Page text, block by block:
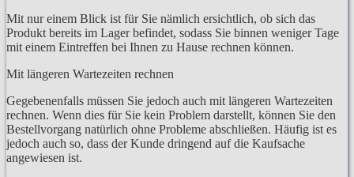
Mit nur einem Blick ist für Sie nämlich ersichtlich, ob sich das
Produkt bereits im Lager befindet, sodass Sie binnen weniger Tage
mit einem Eintreffen bei Ihnen zu Hause rechnen können.
Mit längeren Wartezeiten rechnen
Gegebenenfalls müssen Sie jedoch auch mit längeren Wartezeiten
rechnen. Wenn dies für Sie kein Problem darstellt, können Sie den
Bestellvorgang natürlich ohne Probleme abschließen. Häufig ist es
jedoch auch so, dass der Kunde dringend auf die Kaufsache
angewiesen ist.